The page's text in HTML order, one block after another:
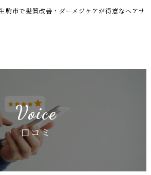
駒市で髪質改善・ダーメジケアが得意なヘアサ
Voice
口コミ